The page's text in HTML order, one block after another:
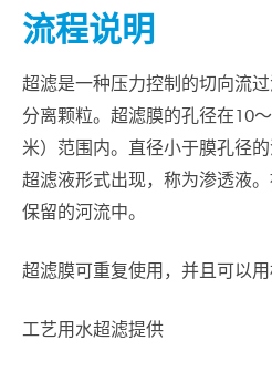
流程说明
超滤是一种压力控制的切向流
分离颗粒。超滤膜的孔径在10
米）范围内。直径小于膜孔径
超滤液形式出现，称为渗透液
保留的河流中。
超滤膜可重复使用，并且可以用
工艺用水超滤提供